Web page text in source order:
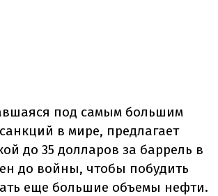
под самым большим
в мире, предлагает
до 35 долларов за баррель в
до войны, чтобы побудить
еще большие объемы нефти.